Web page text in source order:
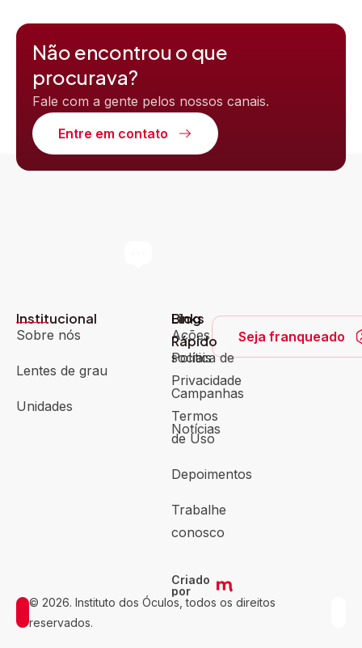
Não encontrou o que
procurava?
Fale com a gente pelos nossos canais.
Entre em contato
Institucional
Sobre nós
Lentes de grau
Unidades
Blog
Ações
sociais
Campanhas
Notícias
Links
Rápido
Política de
Privacidade
Termos
de Uso
Depoimentos
Trabalhe
conosco
Criado
por
Seja franqueado
© 2026. Instituto dos Óculos, todos os direitos
reservados.